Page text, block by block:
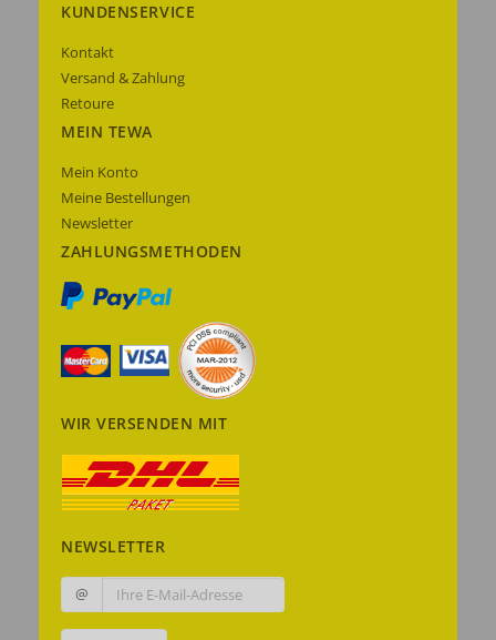
KUNDENSERVICE
Kontakt
Versand & Zahlung
Retoure
MEIN TEWA
Mein Konto
Meine Bestellungen
Newsletter
ZAHLUNGSMETHODEN
WIR VERSENDEN MIT
NEWSLETTER
@